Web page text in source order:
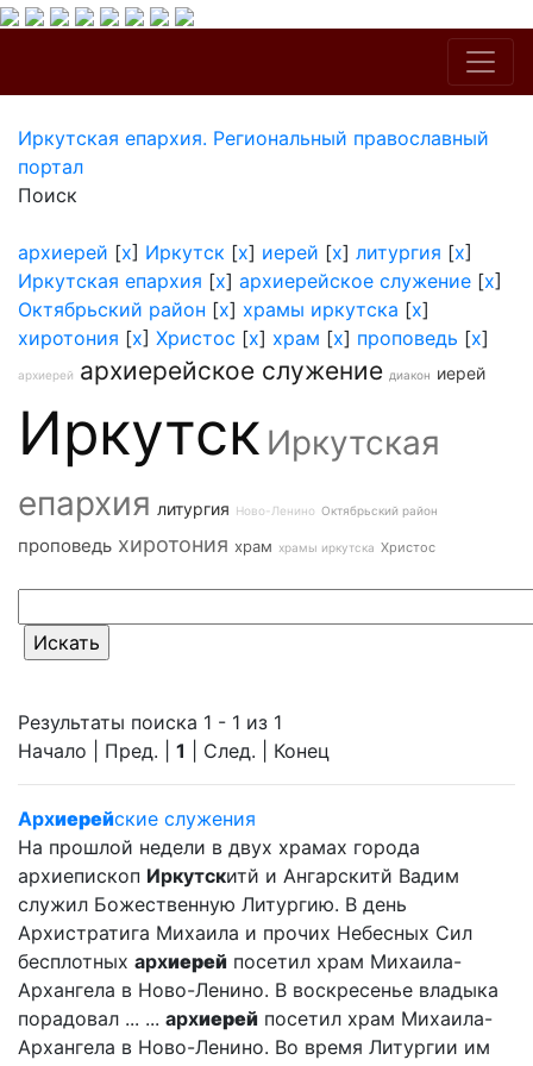
Иркутская епархия. Региональный православный
портал
Поиск
архиерей [x] Иркутск [x] иерей [x] литургия [x]
Иркутская епархия [x] архиерейское служение [x]
Октябрьский район [x] храмы иркутска [x]
хиротония [x] Христос [x] храм [x] проповедь [x]
архиерей архиерейское служение диакон иерей
Иркутск Иркутская
епархия литургия Ново-Ленино Октябрьский район
проповедь хиротония храм храмы иркутска Христос
Результаты поиска 1 - 1 из 1
Начало | Пред. | 1 | След. | Конец
Архиерейские служения
На прошлой недели в двух храмах города
архиепископ Иркутскитй и Ангарскитй Вадим
служил Божественную Литургию. В день
Архистратига Михаила и прочих Небесных Сил
бесплотных архиерей посетил храм Михаила-
Архангела в Ново-Ленино. В воскресенье владыка
порадовал ... ... архиерей посетил храм Михаила-
Архангела в Ново-Ленино. Во время Литургии им